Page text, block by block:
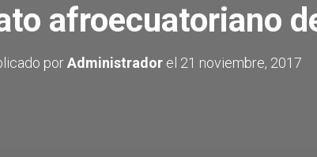
afroecuatoriano
porAdministradorel 21 noviembre, 2017